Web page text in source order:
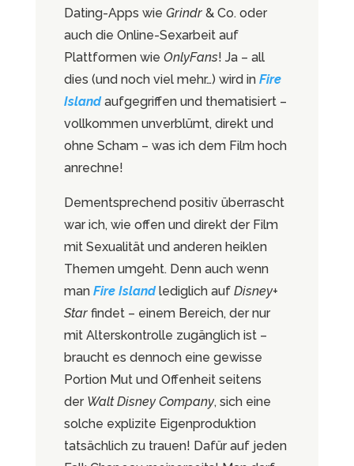
Dating-Apps wie Grindr& Co. oder
auch die Online-Sexarbeit auf
Plattformen wie OnlyFans! Ja – all
dies (und noch viel mehr…) wird in Fire
Islandaufgegriffen und thematisiert –
vollkommen unverblümt, direkt und
ohne Scham – was ich dem Film hoch
anrechne!
Dementsprechend positiv überrascht
war ich, wie offen und direkt der Film
mit Sexualität und anderen heiklen
Themen umgeht. Denn auch wenn
man Fire Island lediglich auf Disney+
Starfindet – einem Bereich, der nur
mit Alterskontrolle zugänglich ist –
braucht es dennoch eine gewisse
Portion Mut und Offenheit seitens
der Walt Disney Company, sich eine
solche explizite Eigenproduktion
tatsächlich zu trauen! Dafür auf jeden